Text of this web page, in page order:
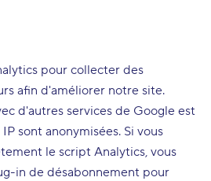
pour collecter des
afin d'améliorer notre site.
d'autres services de Google est
sont anonymisées. Si vous
le script Analytics, vous
in de désabonnement pour